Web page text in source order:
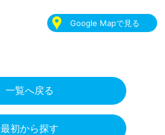
Google Mapで見る
一覧へ戻る
最初から探す